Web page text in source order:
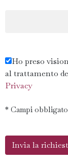
Ho preso
al trattamento
Privacy
* Campi